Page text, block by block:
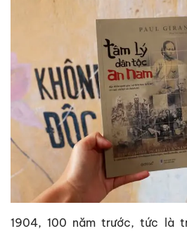
1904, 100 năm trước, tức là